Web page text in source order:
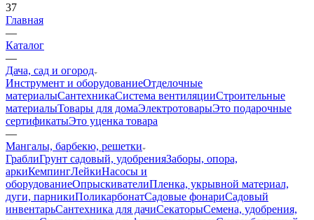
37
Главная
—
Каталог
—
Дача, сад и огород
Инструмент и оборудованиеОтделочные
материалыСантехникаСистема вентиляцииСтроительные
материалыТовары для домаЭлектротоварыЭто подарочные
сертификатыЭто уценка товара
—
Мангалы, барбекю, решетки
ГраблиГрунт садовый, удобренияЗаборы, опора,
аркиКемпингЛейкиНасосы и
оборудованиеОпрыскивателиПленка, укрывной материал,
дуги, парникиПоликарбонатСадовые фонариСадовый
инвентарьСантехника для дачиСекаторыСемена, удобрения,